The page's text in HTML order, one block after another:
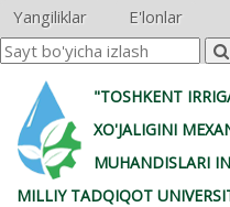
Yangiliklar E'lonlar
"TOSHKENT
XO'JALIGINI
MUHANDISLARI
MILLIY TADQIQOT